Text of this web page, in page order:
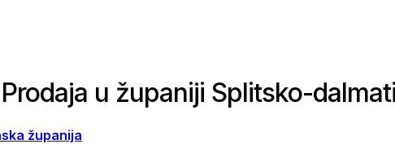
u županiji Splitsko-
županija